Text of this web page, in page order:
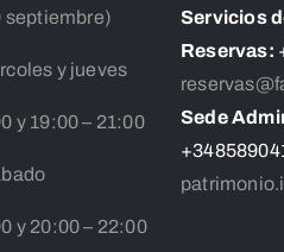
septiembre)
y jueves
y 19:00 – 21:00
y 20:00 – 22:00
Servicios
Reservas:
Sede